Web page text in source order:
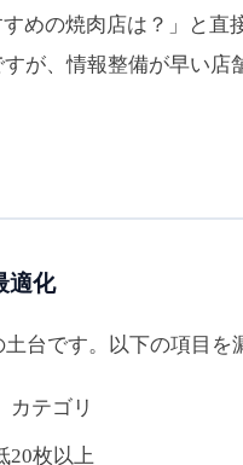
めの焼肉店は？」と
が、情報整備が早い
適化
台です。以下の項目を
カテゴリ
20枚以上